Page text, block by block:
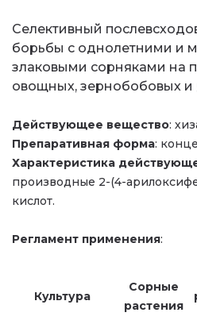
Селективный
борьбы с однолетними и
злаковыми сорняками на
овощных, зернобобовых и
Действующее вещество:
Препаративная форма:
Характеристика
производные 2-(4-
кислот.
Регламент применения:
Культура
Сорные
растения